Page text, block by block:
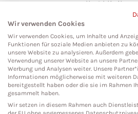
Teutoburger
33604
Social
Wir verwenden Cookies
Wir verwenden Cookies, um Inhalte und
Funktionen für soziale Medien anbieten zu
unsere Website zu analysieren. Außerdem
Verwendung unserer Website an unsere
Werbung und Analysen weiter. Unsere
Informationen möglicherweise mit weiteren
bereitgestellt haben oder die sie im Rahmen
gesammelt haben.
Wir setzen in diesem Rahmen auch